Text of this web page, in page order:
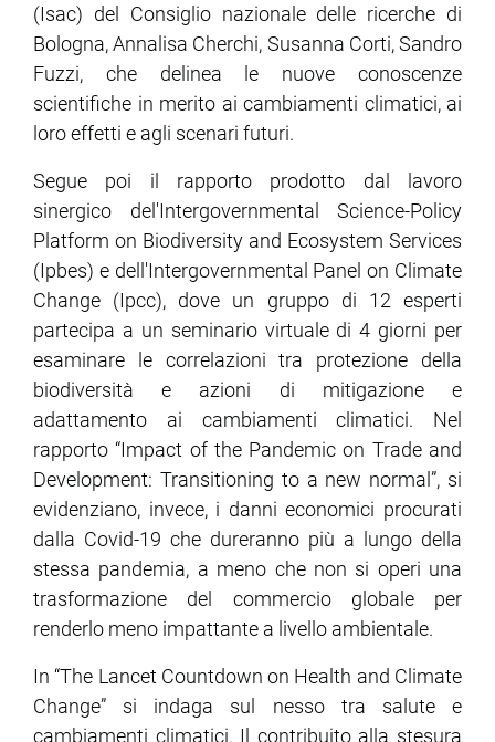
(Isac) del Consiglio nazionale delle ricerche di
Bologna, Annalisa Cherchi, Susanna Corti, Sandro
Fuzzi, che delinea le nuove conoscenze
scientifiche in merito ai cambiamenti climatici, ai
loro effetti e agli scenari futuri.
Segue poi il rapporto prodotto dal lavoro
sinergico del'Intergovernmental Science-Policy
Platform on Biodiversity and Ecosystem Services
(Ipbes) e dell'Intergovernmental Panel on Climate
Change (Ipcc), dove un gruppo di 12 esperti
partecipa a un seminario virtuale di 4 giorni per
esaminare le correlazioni tra protezione della
biodiversità e azioni di mitigazione e
adattamento ai cambiamenti climatici. Nel
rapporto “Impact of the Pandemic on Trade and
Development: Transitioning to a new normal”, si
evidenziano, invece, i danni economici procurati
dalla Covid-19 che dureranno più a lungo della
stessa pandemia, a meno che non si operi una
trasformazione del commercio globale per
renderlo meno impattante a livello ambientale.
In “The Lancet Countdown on Health and Climate
Change” si indaga sul nesso tra salute e
cambiamenti climatici. Il contribuito alla stesura